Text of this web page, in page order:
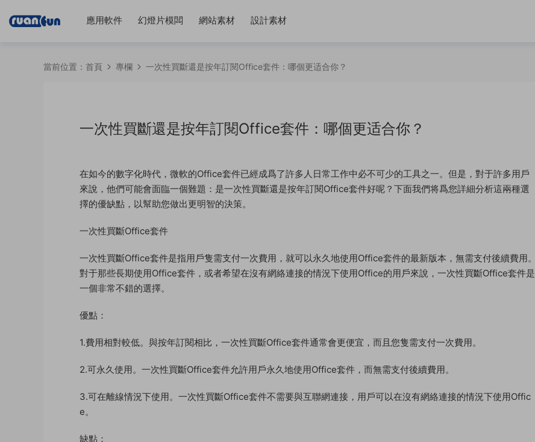
應用軟件 幻燈片模闆 網站素材 設計素材
當前位置： 首頁 專欄 一次性買斷還是按年訂閱Office套件：哪個更适合你？
一次性買斷還是按年訂閱Office套件：哪個更适合你？
在如今的數字化時代，微軟的Office套件已經成爲了許多人日常工作中必不可少的工具之一。但是，對于許多用戶
來說，他們可能會面臨一個難題：是一次性買斷還是按年訂閱Office套件好呢？下面我們将爲您詳細分析這兩種選
擇的優缺點，以幫助您做出更明智的決策。
一次性買斷Office套件
一次性買斷Office套件是指用戶隻需支付一次費用，就可以永久地使用Office套件的最新版本，無需支付後續費用。
對于那些長期使用Office套件，或者希望在沒有網絡連接的情況下使用Office的用戶來說，一次性買斷Office套件是
一個非常不錯的選擇。
優點：
1.費用相對較低。與按年訂閱相比，一次性買斷Office套件通常會更便宜，而且您隻需支付一次費用。
2.可永久使用。一次性買斷Office套件允許用戶永久地使用Office套件，而無需支付後續費用。
3.可在離線情況下使用。一次性買斷Office套件不需要與互聯網連接，用戶可以在沒有網絡連接的情況下使用Offic
e。
缺點：